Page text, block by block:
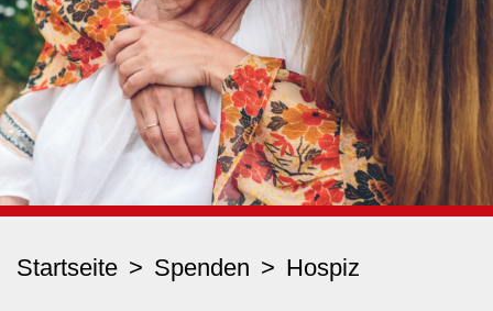
Startseite Spenden Hospiz